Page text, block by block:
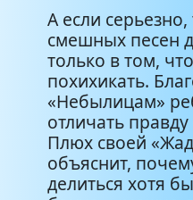
А если
смешных песен
только в том,
похихикать.
«Небылицам»
отличать
Плюх своей
объяснит,
делиться хотя